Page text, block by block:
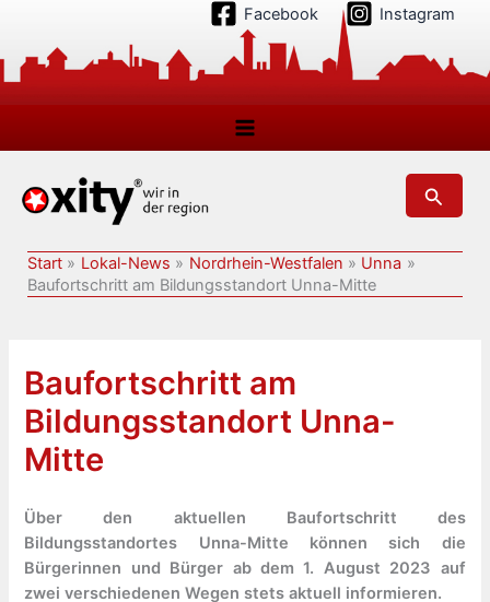
springen
Facebook Instagram
Suchen
Start Lokal-News Nordrhein-Westfalen
Unna
Baufortschritt am Bildungsstandort Unna-Mitte
Baufortschritt am
Bildungsstandort Unna-
Mitte
Über den aktuellen Baufortschritt des
Bildungsstandortes Unna-Mitte können sich die
Bürgerinnen und Bürger ab dem 1. August 2023 auf
zwei verschiedenen Wegen stets aktuell informieren.